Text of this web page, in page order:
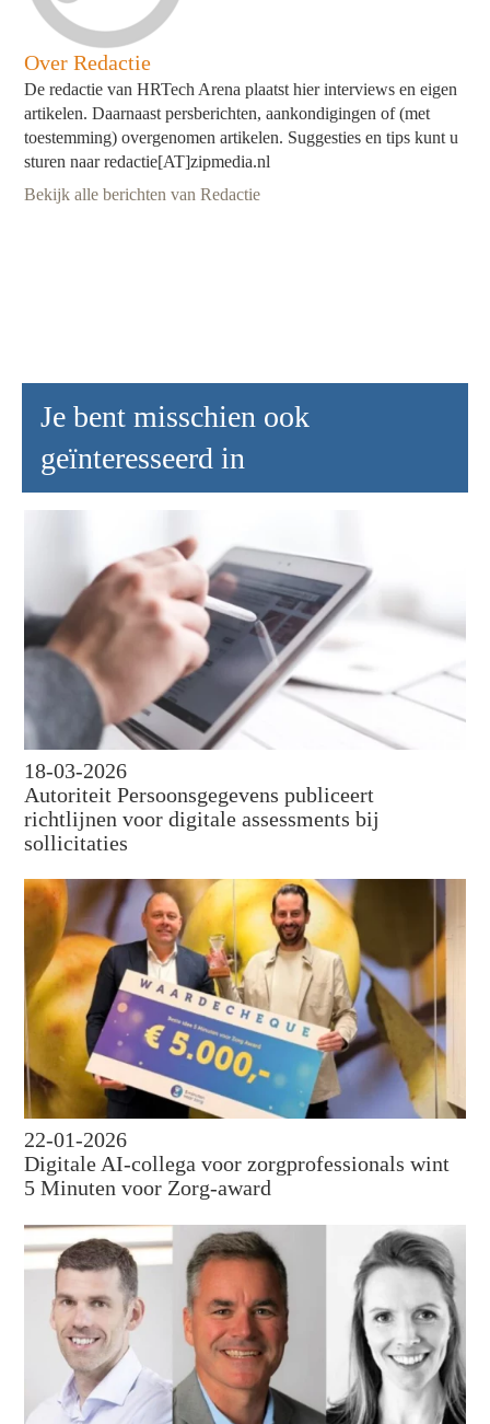
Over Redactie
De redactie van HRTech Arena plaatst hier interviews en eigen
artikelen. Daarnaast persberichten, aankondigingen of (met
toestemming) overgenomen artikelen. Suggesties en tips kunt u
sturen naar redactie[AT]zipmedia.nl
Bekijk alle berichten van Redactie
Je bent misschien ook
geïnteresseerd in
18-03-2026
Autoriteit Persoonsgegevens publiceert
richtlijnen voor digitale assessments bij
sollicitaties
22-01-2026
Digitale AI-collega voor zorgprofessionals wint
5 Minuten voor Zorg-award